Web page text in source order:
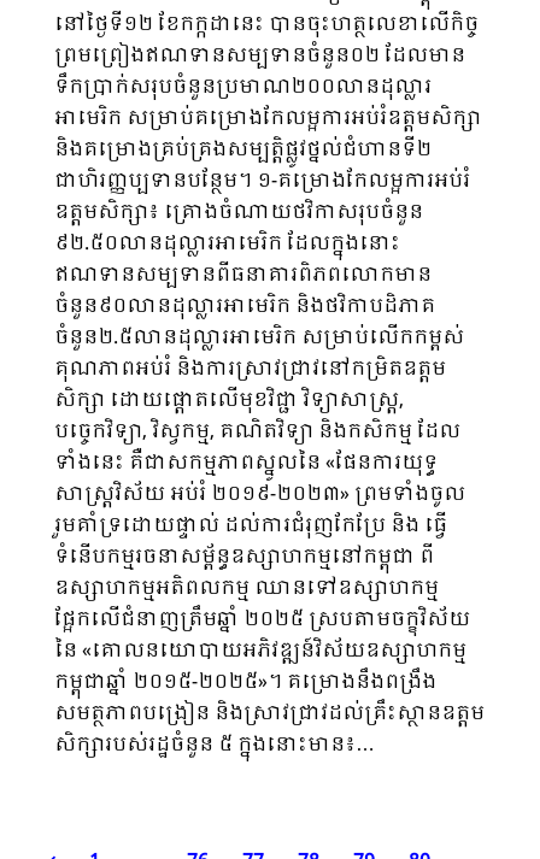
នៅថ្ងៃទី១២ ខែកក្កដានេះ បានចុះហត្ថលេខាលើកិច្ច
ព្រមព្រៀងឥណទានសម្បទានចំនួន០២ ដែលមាន
ទឹកប្រាក់សរុបចំនួនប្រមាណ២០០លានដុល្លារ
អាមេរិក សម្រាប់គម្រោងកែលម្អការអប់រំឧត្តមសិក្សា
និងគម្រោងគ្រប់គ្រងសម្បត្តិផ្លូវថ្នល់ជំហានទី២
ជាហិរញ្ញប្បទានបន្ថែម។ ១-គម្រោងកែលម្អការអប់រំ
ឧត្តមសិក្សា៖ គ្រោងចំណាយថវិកាសរុបចំនួន
៩២.៥០លានដុល្លារអាមេរិក ដែលក្នុងនោះ
ឥណទានសម្បទានពីធនាគារពិភពលោកមាន
ចំនួន៩០លានដុល្លារអាមេរិក និងថវិកាបដិភាគ
ចំនួន២.៥លានដុល្លារអាមេរិក សម្រាប់លើកកម្ពស់
គុណភាពអប់រំ និងការស្រាវជ្រាវនៅកម្រិតឧត្តម
សិក្សា ដោយផ្តោតលើមុខវិជ្ជា វិទ្យាសាស្ត្រ,
បច្ចេកវិទ្យា, វិស្វកម្ម, គណិតវិទ្យា និងកសិកម្ម ដែល
ទាំងនេះ គឺជាសកម្មភាពស្នូលនៃ «ផែនការយុទ្ធ
សាស្ត្រវិស័យ អប់រំ ២០១៩-២០២៣» ព្រមទាំងចូល
រួមគាំទ្រដោយផ្ទាល់ ដល់ការជំរុញកែប្រែ និង ធ្វើ
ទំនើបកម្មរចនាសម្ព័ន្ធឧស្សាហកម្មនៅកម្ពុជា ពី
ឧស្សាហកម្មអតិពលកម្ម ឈានទៅឧស្សាហកម្ម
ផ្អែកលើជំនាញត្រឹមឆ្នាំ ២០២៥ ស្របតាមចក្ខុវិស័យ
នៃ «គោលនយោបាយអភិវឌ្ឍន៍វិស័យឧស្សាហកម្ម
កម្ពុជាឆ្នាំ ២០១៥-២០២៥»។ គម្រោងនឹងពង្រឹង
សមត្ថភាពបង្រៀន និងស្រាវជ្រាវដល់គ្រឹះស្ថានឧត្តម
សិក្សារបស់រដ្ឋចំនួន ៥ ក្នុងនោះមាន៖…